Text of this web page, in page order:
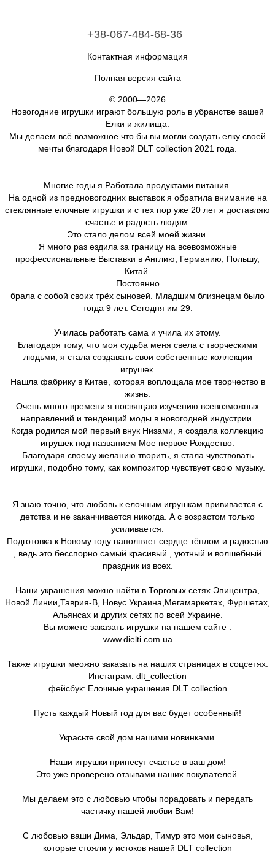
+38-067-484-68-36
Контактная информация
Полная версия сайта
© 2000—2026
Новогодние игрушки играют большую роль в убранстве вашей
Елки и жилища.
Мы делаем всё возможное что бы вы могли создать елку своей
мечты благодаря Новой DLT collection 2021 года.
Многие годы я Работала продуктами питания.
На одной из предновогодних выставок я обратила внимание на
стеклянные елочные игрушки и с тех пор уже 20 лет я доставляю
счастье и радость людям.
Это стало делом всей моей жизни.
Я много раз ездила за границу на всевозможные
профессиональные Выставки в Англию, Германию, Польшу,
Китай.
Постоянно
брала с собой своих трёх сыновей. Младшим близнецам было
тогда 9 лет. Сегодня им 29.
Училась работать сама и учила их этому.
Благодаря тому, что моя судьба меня свела с творческими
людьми, я стала создавать свои собственные коллекции
игрушек.
Нашла фабрику в Китае, которая воплощала мое творчество в
жизнь.
Очень много времени я посвящаю изучению всевозможных
направлений и тенденций моды в новогодней индустрии.
Когда родился мой первый внук Низами, я создала коллекцию
игрушек под названием Мое первое Рождество.
Благодаря своему желанию творить, я стала чувствовать
игрушки, подобно тому, как композитор чувствует свою музыку.
Я знаю точно, что любовь к елочным игрушкам прививается с
детства и не заканчивается никогда. А с возрастом только
усиливается.
Подготовка к Новому году наполняет сердце тёплом и радостью
, ведь это бесспорно самый красивый , уютный и волшебный
праздник из всех.
Наши украшения можно найти в Торговых сетях Эпицентра,
Новой Линии,Таврия-В, Новус Украина,Мегамаркетах, Фуршетах,
Альянсах и других сетях по всей Украине.
Вы можете заказать игрушки на нашем сайте :
www.dielti.com.ua
Также игрушки меожно заказать на наших страницах в соцсетях:
Инстаграм: dlt_collection
фейсбук: Елочные украшения DLT collection
Пусть каждый Новый год для вас будет особенный!
Украсьте свой дом нашими новинками.
Наши игрушки принесут счастье в ваш дом!
Это уже проверено отзывами наших покупателей.
Мы делаем это с любовью чтобы порадовать и передать
частичку нашей любви Вам!
С любовью ваши Дима, Эльдар, Тимур это мои сыновья,
которые стояли у истоков нашей DLT collection